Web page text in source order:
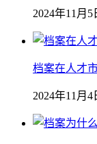
2024年11月5
档案在人才
2024年11月4